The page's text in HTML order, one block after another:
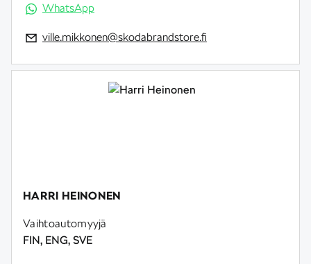
WhatsApp
ville.mikkonen@skodabrandstore.fi
HARRI HEINONEN
Vaihtoautomyyjä
FIN, ENG, SVE